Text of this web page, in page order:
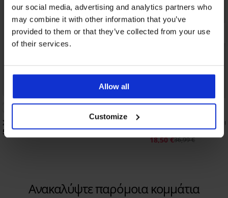
our social media, advertising and analytics partners who
may combine it with other information that you’ve
provided to them or that they’ve collected from your use
of their services.
Allow all
Customize
4,8
Σουτιέν Push Perfect Bardot ενισχυμένο
57,99 €
Σουτιέν Soft Lace II
μπανέλες
18,50 €36,99 €
Ανακαλύψτε παρόμοια κομμάτια